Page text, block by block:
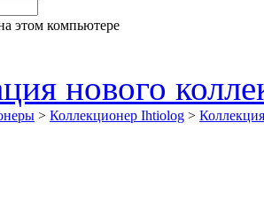
этом компьютере
нового
> Коллекционер Ihtiolog >